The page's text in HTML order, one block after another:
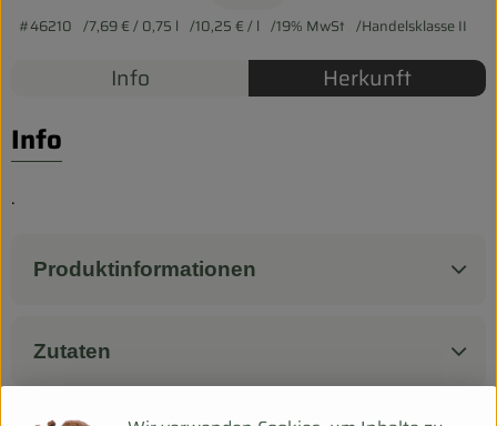
#46210 7,69 €/ 0,75 l 10,25 €/ l 19% MwSt Handelsklasse II
Info Herkunft
Info
.
Produktinformationen
Zutaten